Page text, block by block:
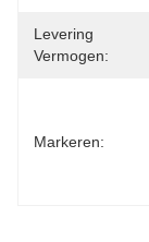
Levering
Vermogen:
Markeren: